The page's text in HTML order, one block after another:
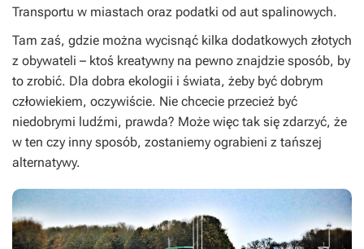
Transportu w miastach oraz podatki od aut spalinowych.
Tam zaś, gdzie można wycisnąć kilka dodatkowych złotych
z obywateli – ktoś kreatywny na pewno znajdzie sposób, by
to zrobić. Dla dobra ekologii i świata, żeby być dobrym
człowiekiem, oczywiście. Nie chcecie przecież być
niedobrymi ludźmi, prawda? Może więc tak się zdarzyć, że
w ten czy inny sposób, zostaniemy ograbieni z tańszej
alternatywy.